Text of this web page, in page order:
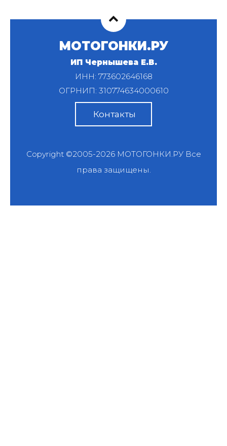
МОТОГОНКИ.РУ
ИП Чернышева Е.В.
ИНН: 773602646168
ОГРНИП: 310774634000610
Контакты
Copyright ©2005-2026 МОТОГОНКИ.РУВсе
права защищены.